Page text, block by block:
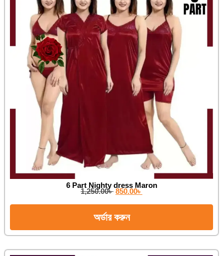
6 Part Nighty dress Maron
1,250.00৳ 850.00৳
অর্ডার করুন